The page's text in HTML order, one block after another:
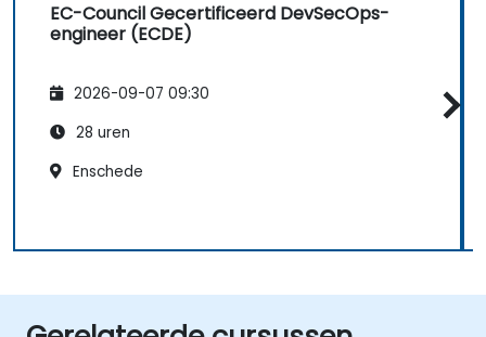
EC-Council Gecertificeerd DevSecOps-
engineer (ECDE)
2026-09-07 09:30
28 uren
Enschede